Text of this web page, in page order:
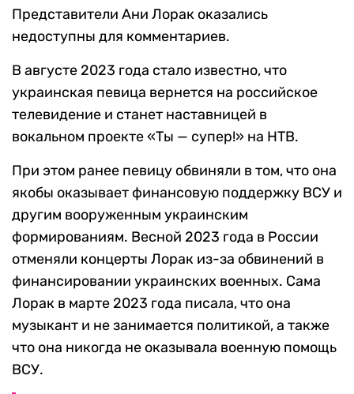
Представители Ани Лорак оказались
недоступны для комментариев.
В августе 2023 года стало известно, что
украинская певица вернется на российское
телевидение и станет наставницей в
вокальном проекте «Ты — супер!» на НТВ.
При этом ранее певицу обвиняли в том, что она
якобы оказывает финансовую поддержку ВСУ и
другим вооруженным украинским
формированиям. Весной 2023 года в России
отменяли концерты Лорак из-за обвинений в
финансировании украинских военных. Сама
Лорак в марте 2023 года писала, что она
музыкант и не занимается политикой, а также
что она никогда не оказывала военную помощь
ВСУ.